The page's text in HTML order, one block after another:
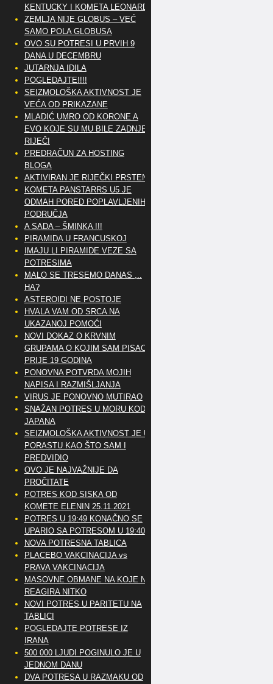
KENTUCKY I KOMETA LEONARD
ZEMLJA NIJE GLOBUS – VEĆ
SAMO POLA GLOBUSA
OVO SU POTRESI U PRVIH 9
DANA U DECEMBRU
JUTARNJA IDILA
POGLEDAJTE!!!!
SEIZMOLOŠKA AKTIVNOST JE
VEĆA OD PRIKAZANE
MLADIĆ UMRO OD KORONE A
EVO KOJE SU MU BILE ZADNJE
RIJEČI
PREDRAČUN ZA HOSTING
BLOGA
AKTIVIRAN JE RIJEČKI PRSTEN
KOMETA PANSTARRS U5 JE
ODMAH PORED POPLAVLJENIH
PODRUČJA
A SADA – ŠMINKA !!!
PIRAMIDA U FRANCUSKOJ
IMAJU LI PIRAMIDE VEZE SA
POTRESIMA
MALO SE TRESEMO DANAS ,..
HA?
ASTEROIDI NE POSTOJE
HVALA VAM OD SRCA NA
UKAZANOJ POMOĆI
NOVI DOKAZ O KRVNIM
GRUPAMA O KOJIM SAM PISAO
PRIJE 19 GODINA
PONOVNA POTVRDA MOJIH
NAPISA I RAZMIŠLJANJA
VIRUS JE PONOVNO MUTIRAO
SNAŽAN POTRES U MORU KOD
JAPANA
SEIZMOLOŠKA AKTIVNOST JE U
PORASTU KAO ŠTO SAM I
PREDVIDIO
OVO JE NAJVAŽNIJE DA
PROČITATE
POTRES KOD SISKA OD
KOMETE ELENIN 25.11.2021
POTRES U 19:49 KONAČNO SE
UPARIO SA POTRESOM U 19:40
NOVA POTRESNA TABLICA
PLACEBO VAKCINACIJA vs
PRAVA VAKCINACIJA
MASOVNE OBMANE NA KOJE NE
REAGIRA NITKO
NOVI POTRES U PARITETU NA
TABLICI
POGLEDAJTE POTRESE IZ
IRANA
500 000 LJUDI POGINULO JE U
JEDNOM DANU
DVA POTRESA U RAZMAKU OD